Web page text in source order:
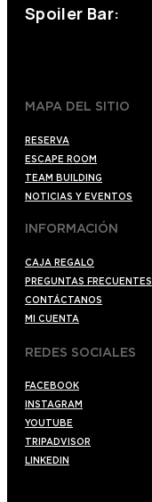
Spoiler Bar:
MAPA DEL SITIO
RESERVA
ESCAPE ROOM
TEAM BUILDING
NOTICIAS Y EVENTOS
INFORMACIÓN
CAJA REGALO
PREGUNTAS FRECUENTES
CONTÁCTANOS
MI CUENTA
REDES SOCIALES
FACEBOOK
INSTAGRAM
YOUTUBE
TRIPADVISOR
LINKEDIN